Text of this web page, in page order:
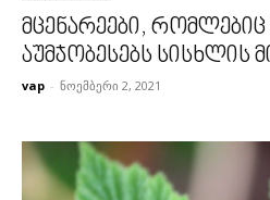
მცენარეები,
აუმჯობესებს სისხლის
vap - ნოემბერი 2, 2021